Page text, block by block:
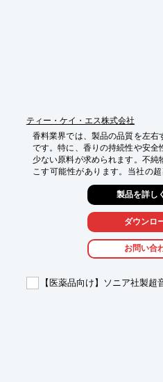
ティー・ケイ・エス株式会社
香料業界では、製品の品質を左
です。特に、香りの持続性や安
少ない原料が求められます。不
こす可能性があります。当社の
は、高純度な香料原料の精製を可
【活用シーン】
・香料の研究開発
・香水、化粧品原料の精製
・食品香料の製造
・香料の品質向上
製品を詳し
ダウンロ
お問い合
【医薬品向け】ソニア社製